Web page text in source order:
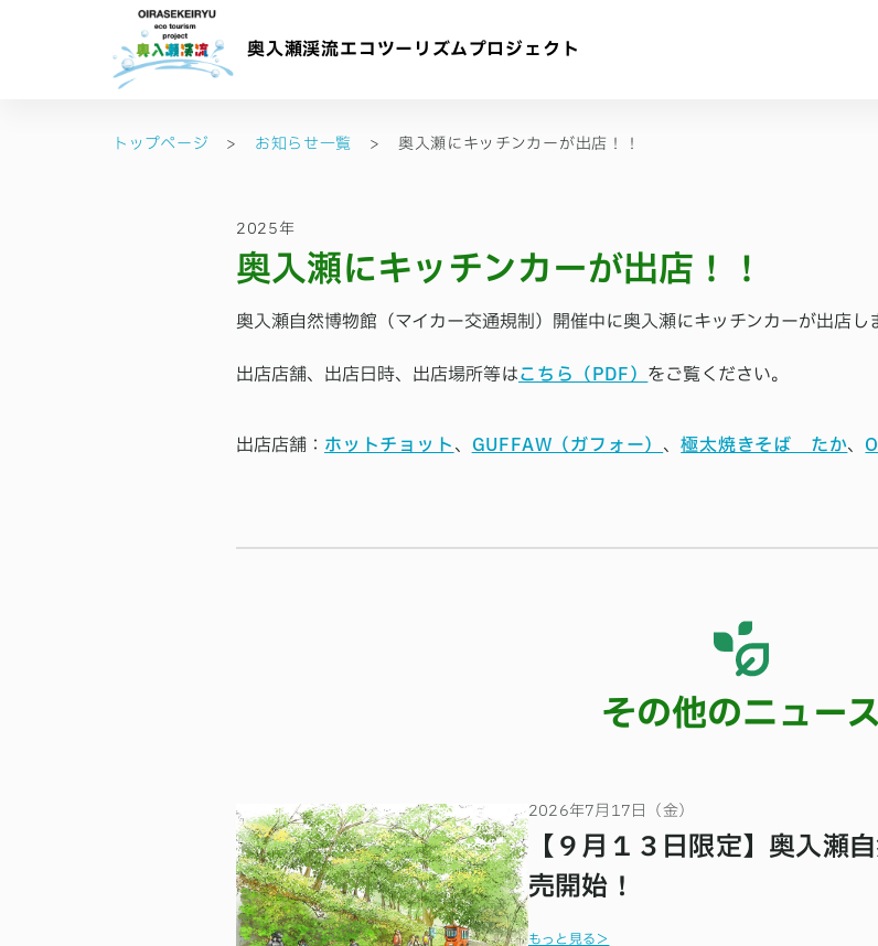
奥入瀬渓流エコツーリズムプロジェクト
トップページ > お知らせ一覧 > 奥入瀬にキッチンカーが出店！！
2025年
奥入瀬にキッチンカーが出店！！
奥入瀬自然博物館（マイカー交通規制）開催中に奥入瀬にキッチンカーが出店し
出店店舗、出店日時、出店場所等はこちら（PDF）をご覧ください。
出店店舗： ホットチョット、GUFFAW（ガフォー）、極太焼きそば たか、
その他のニュース
2026年7月17日（金）
【９月１３日限定】奥入瀬
売開始！
もっと見る＞